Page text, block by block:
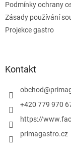
Podmínky ochrany
Zásady používání
Projekce gastro
Kontakt
obchod@
+420 779 970
https://
primagastro.cz